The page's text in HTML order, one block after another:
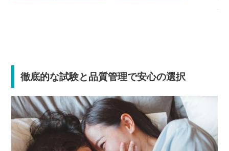
徹底的な試験と品質管理で安心の選択